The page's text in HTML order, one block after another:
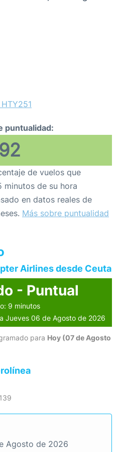
puntualidad:
92
de vuelos que
minutos de su hora
en datos reales de
Más sobre puntualidad
Airlines desde Ceuta
- Puntual
9 minutos
Jueves 06 de Agosto de 2026
para Hoy (07 de Agosto
Agosto de 2026